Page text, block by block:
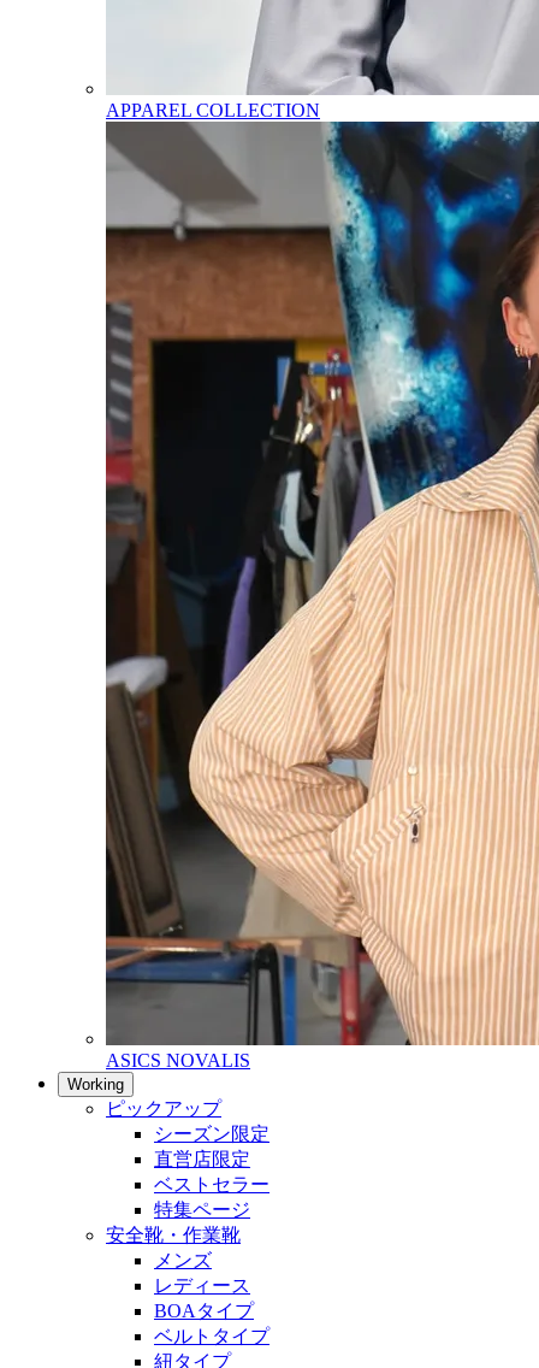
APPAREL COLLECTION
ASICS NOVALIS
Working
ピックアップ
シーズン限定
直営店限定
ベストセラー
特集ページ
安全靴・作業靴
メンズ
レディース
BOAタイプ
ベルトタイプ
紐タイプ